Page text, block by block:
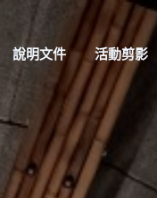
說明文件 活動剪影